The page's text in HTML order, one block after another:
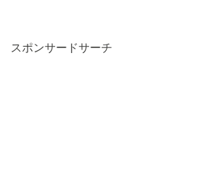
スポンサードサーチ